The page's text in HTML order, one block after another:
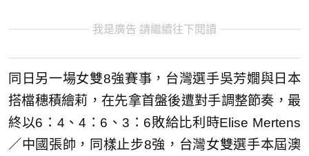
我是廣告 請繼續往下閱讀
同日另一場女雙8強賽事，台灣選手吳芳嫺與日本
搭檔穗積繪莉，在先拿首盤後遭對手調整節奏，最
終以6：4、4：6、3：6敗給比利時Elise Mertens
／中國張帥，同樣止步8強，台灣女雙選手本屆澳